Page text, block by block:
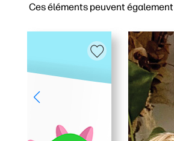
Ces éléments peuvent